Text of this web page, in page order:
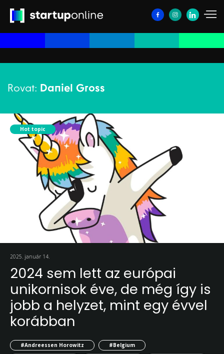
Rovat: Daniel Gross
Hot topic
2025. január 14.
2024 sem lett az európai
unikornisok éve, de még így is
jobb a helyzet, mint egy évvel
korábban
#Andreessen Horowitz
#Belgium